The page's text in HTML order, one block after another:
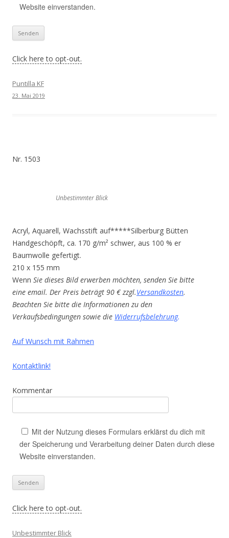
Website einverstanden.
Click here to opt-out.
Puntilla KF
23. Mai 2019
Nr. 1503
Unbestimmter Blick
Acryl, Aquarell, Wachsstift auf*****Silberburg Bütten
Handgeschöpft, ca. 170 g/m² schwer, aus 100 % er
Baumwolle gefertigt.
210 x 155 mm
Wenn Sie dieses Bild erwerben möchten, senden Sie bitte
eine email. Der Preis beträgt 90 € zzgl.Versandkosten.
Beachten Sie bitte die Informationen zu den
Verkaufsbedingungen sowie die Widerrufsbelehrung.
Auf Wunsch mit Rahmen
Kontaktlink!
Kommentar
Mit der Nutzung dieses Formulars erklärst du dich mit
der Speicherung und Verarbeitung deiner Daten durch diese
Website einverstanden.
Click here to opt-out.
Unbestimmter Blick